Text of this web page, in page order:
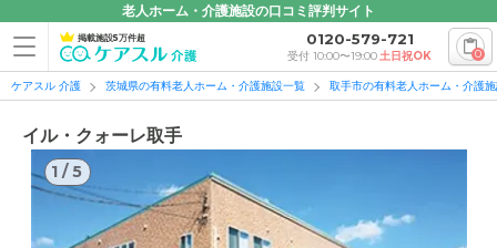
老人ホーム・介護施設の口コミ評判サイト
掲載施設5万件超 0120-579-721
受付 10:00〜19:00土日祝OK 0
ケアスル 介護 茨城県の有料老人ホーム・介護施設一覧 取手市の有料老人ホーム・介護
イル・クォーレ取手
1 /5
5